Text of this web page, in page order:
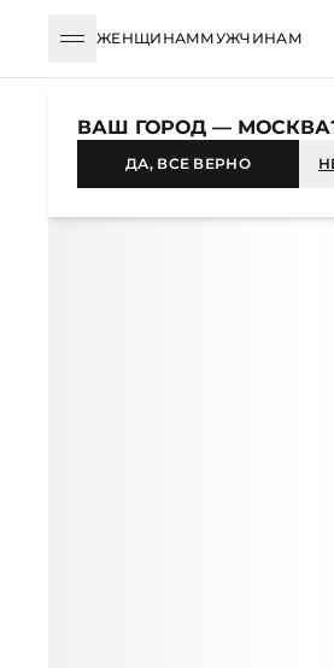
ЖЕНЩИНАММУЖЧИНАМ
ВАШ ГОРОД —
ДА, ВСЕ ВЕРНО